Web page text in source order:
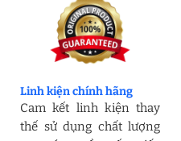
Linh kiện chính hãng
Cam kết linh kiện thay
thế sử dụng chất lượng